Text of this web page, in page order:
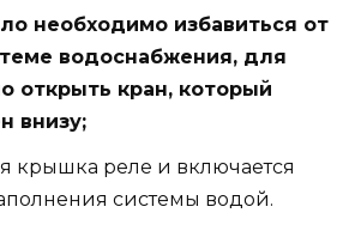
необходимо избавиться от
водоснабжения, для
открыть кран, который
внизу;
крышка реле и включается
системы водой.